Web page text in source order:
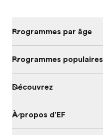
Programmes par âge
Programmes populaires
Découvrez
À propos d'EF